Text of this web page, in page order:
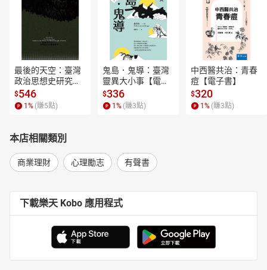
最後的天空：臺灣
政治思想史研究
【電子書】
$546
1 % (賺5點)
鬼島．鬼導：臺灣
靈異大小事【電子
書】
$336
1 % (賺3點)
中西醫共治：青春
痘【電子書】
$320
1 % (賺3點)
本店相關類別
商業理財 心理勵志 有聲書
下載樂天 Kobo 應用程式